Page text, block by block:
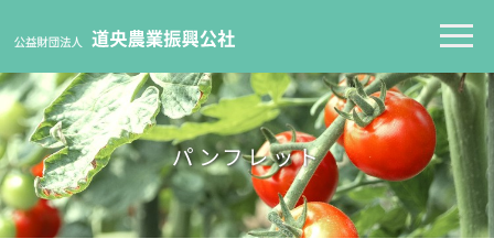
パンフレット